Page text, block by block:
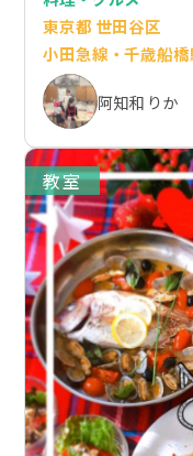
東京都 世田谷区
小田急線・千歳船橋
阿知和 りか
教室